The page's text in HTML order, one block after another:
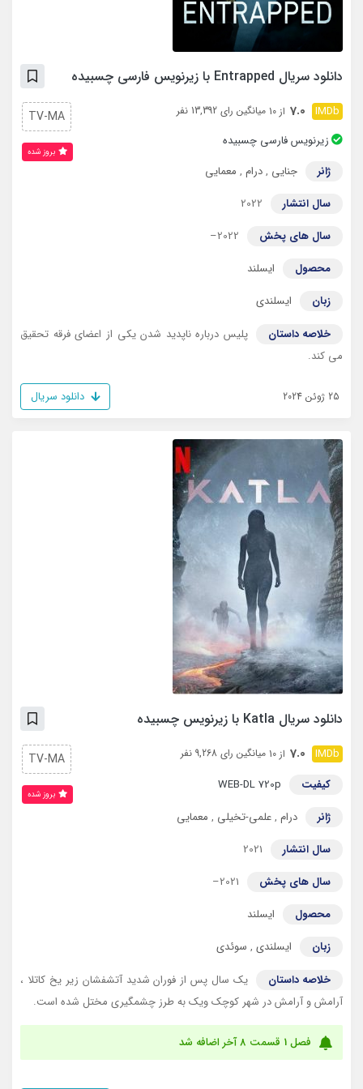
دانلود سریال Entrapped با زیرنویس فارسی چسبیده
7.0 از 10 میانگین رای 13,392 نفر
زیرنویس فارسی چسبیده
ژانر
جنایی ,درام , معمایی
سال انتشار
2022
سال های پخش
2022–
محصول
ایسلند
زبان
ایسلندی
خلاصه داستان
پلیس درباره ناپدید شدن یکی از اعضای فرقه تحقیق
می کند.
TV-MA
بروز‌ شده
25 ژوئن 2024 دانلود سریال
دانلود سریال Katla با زیرنویس چسبیده
7.0 از 10 میانگین رای 9,268 نفر
کیفیت
WEB-DL 720p
ژانر
درام ,علمی-تخیلی , معمایی
سال انتشار
2021
سال های پخش
2021–
محصول
ایسلند
زبان
ایسلندی , سوئدی
خلاصه داستان
یک سال پس از فوران شدید آتشفشان زیر یخ کاتلا ،
آرامش و آرامش در شهر کوچک ویک به طرز چشمگیری مختل شده است.
TV-MA
بروز‌ شده
فصل 1 قسمت 8 آخر اضافه شد